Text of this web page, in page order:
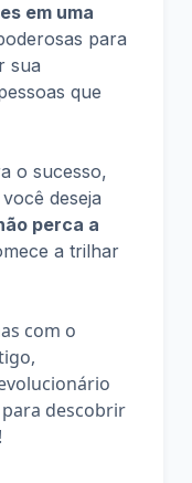
em uma
para
sua
que
o sucesso,
deseja
perca a
a trilhar
com o
descobrir